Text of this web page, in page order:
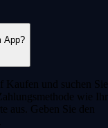
App?
Kaufen und suchen Sie
wie Ihr
aus. Geben Sie den